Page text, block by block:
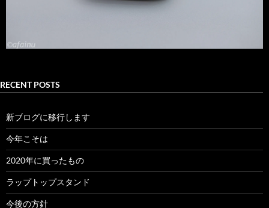
RECENT POSTS
新ブログに移行します
今年こそは
2020年に買ったもの
ラップトップスタンド
今後の方針